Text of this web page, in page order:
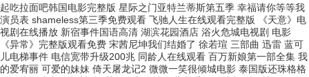
起吃拉面吧韩国电影完整版 星际之门亚特兰蒂斯第五季 幸福请你等等我
演员表 shameless第三季免费观看 飞驰人生在线观看完整版 《天意》电
视剧在线播放 新宿事件国语高清 湖滨花园酒店 浴火危城电视剧 电影
《异常》完整版观看免费 宋茜尼坤我们结婚了 徐若瑄 三部曲 迅雷 蓝可
儿电梯事件 电信宽带升级200兆 同龄人在线观看 百万新娘第一部全集 我
的爱宥丽 可爱的妹妹 倚天屠龙记2 微微一笑很倾城电影 泰国版还珠格格